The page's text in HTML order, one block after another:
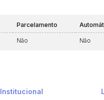
Parcelamento
Não Não
Institucional